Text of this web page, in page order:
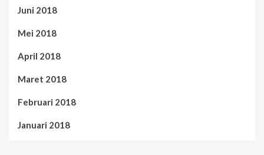
Juni 2018
Mei 2018
April 2018
Maret 2018
Februari 2018
Januari 2018